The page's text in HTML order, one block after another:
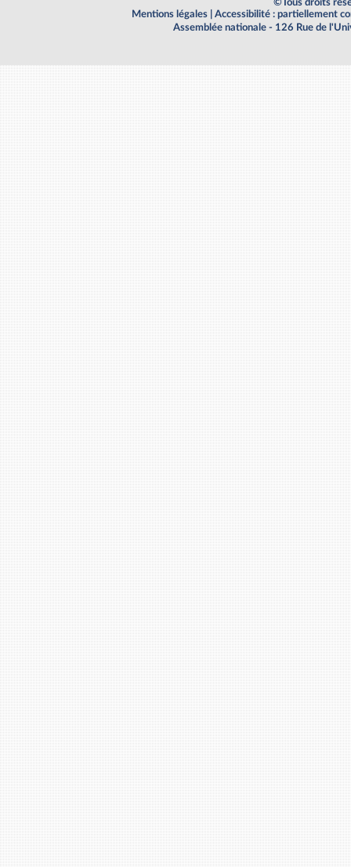
©Tous droits
Mentions légales
Accessibilité : partiellement
Assemblée nationale - 126 Rue de